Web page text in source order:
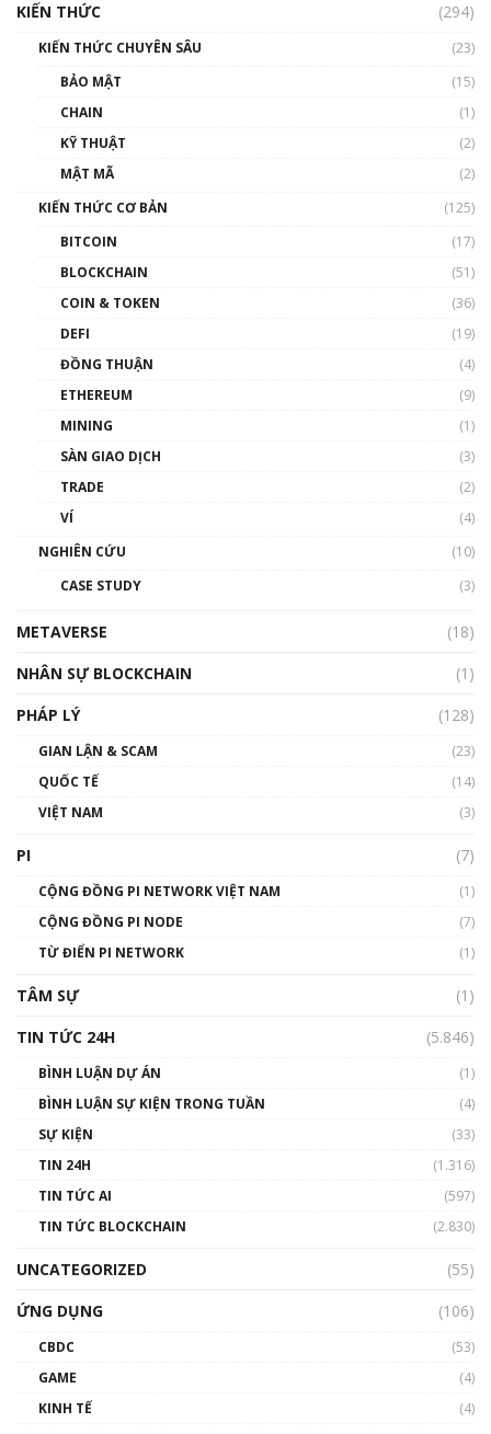
00:43:47
như thể nào?
00:39:31
Phổ cập Blockchain
thống & Crypto qua các cuộc chiến | Phổ cập
01:32:59
gió ấm
Talkshow 14: MemeCoin – Trò đùa tỷ đô
01:29:26
KIẾN THỨC
(294)
KIẾN THỨC CHUYÊN SÂU
(23)
BẢO MẬT
(15)
CHAIN
(1)
KỸ THUẬT
(2)
MẬT MÃ
(2)
KIẾN THỨC CƠ BẢN
(125)
BITCOIN
(17)
BLOCKCHAIN
(51)
COIN & TOKEN
(36)
DEFI
(19)
ĐỒNG THUẬN
(4)
ETHEREUM
(9)
MINING
(1)
SÀN GIAO DỊCH
(3)
TRADE
(2)
VÍ
(4)
NGHIÊN CỨU
(10)
CASE STUDY
(3)
METAVERSE
(18)
NHÂN SỰ BLOCKCHAIN
(1)
PHÁP LÝ
(128)
GIAN LẬN & SCAM
(23)
QUỐC TẾ
(14)
VIỆT NAM
(3)
PI (7)
CỘNG ĐỒNG PI NETWORK VIỆT NAM
(1)
CỘNG ĐỒNG PI NODE
(7)
TỪ ĐIỂN PI NETWORK
(1)
TÂM SỰ
(1)
TIN TỨC 24H
(5.846)
BÌNH LUẬN DỰ ÁN
(1)
BÌNH LUẬN SỰ KIỆN TRONG TUẦN
(4)
SỰ KIỆN
(33)
TIN 24H
(1.316)
TIN TỨC AI
(597)
TIN TỨC BLOCKCHAIN
(2.830)
UNCATEGORIZED
(55)
ỨNG DỤNG
(106)
CBDC
(53)
GAME
(4)
KINH TẾ
(4)